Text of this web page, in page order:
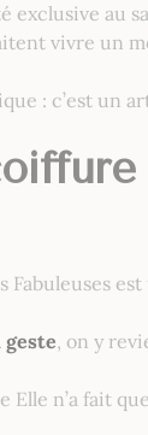
exclusive
vivre un
: c’est un
Fabuleuses est
, on y
Elle n’a fait